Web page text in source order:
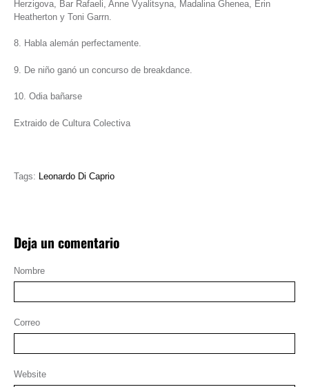
Herzigova, Bar Rafaeli, Anne Vyalitsyna, Madalina Ghenea, Erin
Heatherton y Toni Garrn.
8. Habla alemán perfectamente.
9. De niño ganó un concurso de breakdance.
10. Odia bañarse
Extraido de Cultura Colectiva
Tags: Leonardo Di Caprio
Deja un comentario
Nombre
Correo
Website